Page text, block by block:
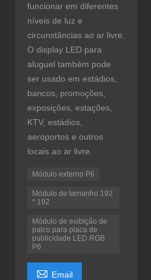
funcionar em diferentes
níveis de luz e
circunstâncias ao ar livre.
O display LED para
aluguel também pode
ser usado em estádios,
bancos, promoções,
exposições, estações,
KTV, estádios,
aeroportos e outros
locais ao ar livre.
Módulo externo P6
Módulo de tamanho 192
* 192
Módulo de exibição de
palco para placa de
publicidade LED RGB
P6
 Email